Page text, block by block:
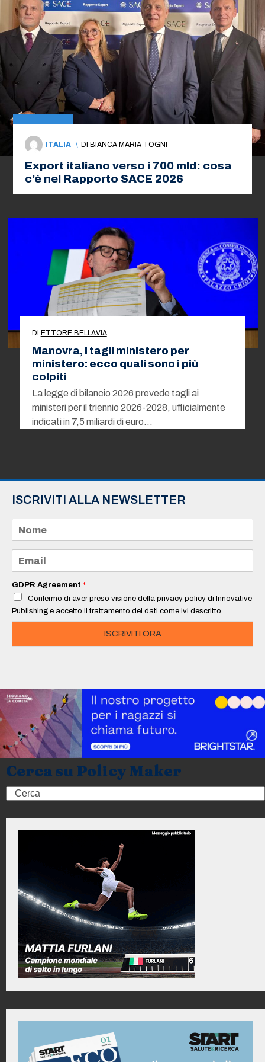
ITALIA \ DI BIANCA MARIA TOGNI
Export italiano verso i 700 mld: cosa
c’è nel Rapporto SACE 2026
DI ETTORE BELLAVIA
Manovra, i tagli ministero per
ministero: ecco quali sono i più
colpiti
La legge di bilancio 2026 prevede tagli ai
ministeri per il triennio 2026-2028, ufficialmente
indicati in 7,5 miliardi di euro…
ISCRIVITI ALLA NEWSLETTER
m
e
a
i
*
GDPR Agreement *
Confermo di aver preso visione della privacy policy di Innovative
Publishing e accetto il trattamento dei dati come ivi descritto
ISCRIVITI ORA
Cerca su Policy Maker
Search